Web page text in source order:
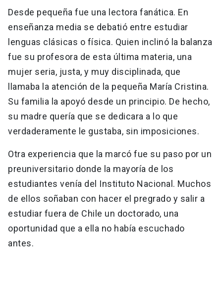
Desde pequeña fue una lectora fanática. En
enseñanza media se debatió entre estudiar
lenguas clásicas o física. Quien inclinó la balanza
fue su profesora de esta última materia, una
mujer seria, justa, y muy disciplinada, que
llamaba la atención de la pequeña María Cristina.
Su familia la apoyó desde un principio. De hecho,
su madre quería que se dedicara a lo que
verdaderamente le gustaba, sin imposiciones.
Otra experiencia que la marcó fue su paso por un
preuniversitario donde la mayoría de los
estudiantes venía del Instituto Nacional. Muchos
de ellos soñaban con hacer el pregrado y salir a
estudiar fuera de Chile un doctorado, una
oportunidad que a ella no había escuchado
antes.